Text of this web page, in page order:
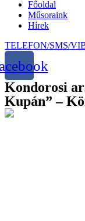
Főoldal
Műsoraink
Hírek
TELEFON/SMS/
Kondorosi
Kupán” –